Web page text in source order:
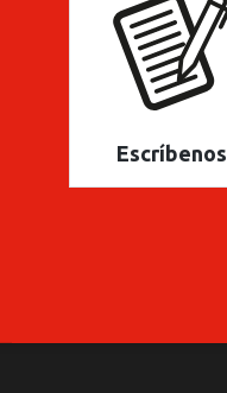
Escríbenos